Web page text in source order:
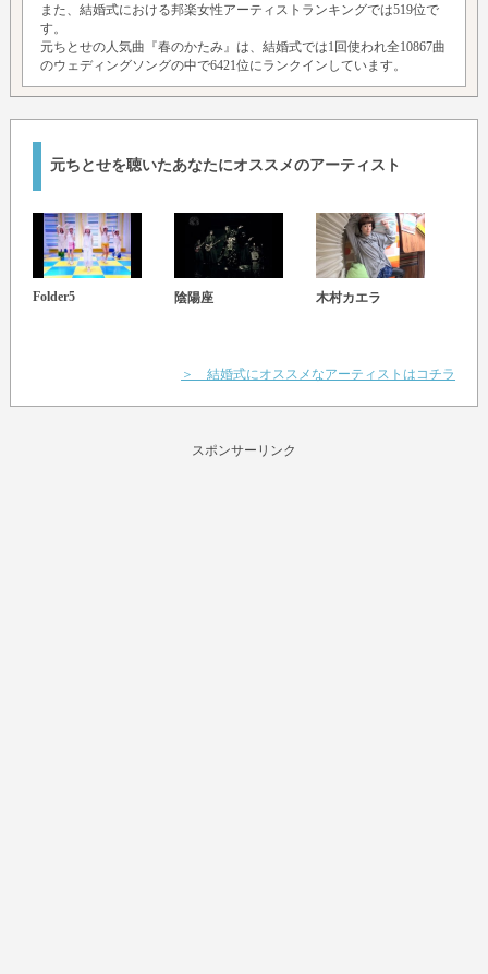
また、結婚式における邦楽女性アーティストランキングでは519位で
す。
元ちとせの人気曲『春のかたみ』は、結婚式では1回使われ全10867曲
のウェディングソングの中で6421位にランクインしています。
元ちとせを聴いたあなたにオススメのアーティスト
Folder5 陰陽座 木村カエラ
＞ 結婚式にオススメなアーティストはコチラ
スポンサーリンク